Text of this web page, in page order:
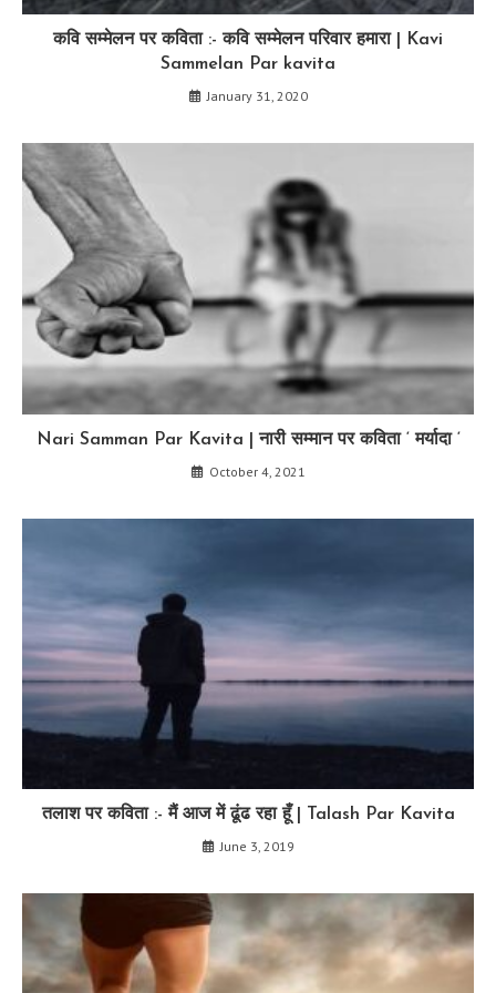
कवि सम्मेलन पर कविता :- कवि सम्मेलन परिवार हमारा | Kavi
Sammelan Par kavita
January 31, 2020
Nari Samman Par Kavita | नारी सम्मान पर कविता ‘ मर्यादा ‘
October 4, 2021
तलाश पर कविता :- मैं आज में ढूंढ रहा हूँ | Talash Par Kavita
June 3, 2019